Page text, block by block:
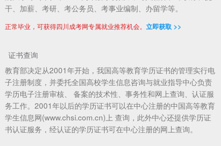
干、加薪、考研、考公务员、考事业编制、办留学等。
正常毕业，可获得四川成考网专属就业推荐机会。 立即获取 >>
证书查询
教育部决定从2001年开始，我国高等教育学历证书的管理实行电
子注册制度，并委托全国高校学生信息咨询与就业指导中心负责
学历电子注册审核、 备案的技术性、事务性和网上查询、认证服
务工作。2001年以后的学历证书可以在中心注册的中国高等教育
学生信息网(www.chsi.com.cn)上 查询，此外中心还提供学历证
书认证服务，经认证的学历证书可在中心注册的网上查询。